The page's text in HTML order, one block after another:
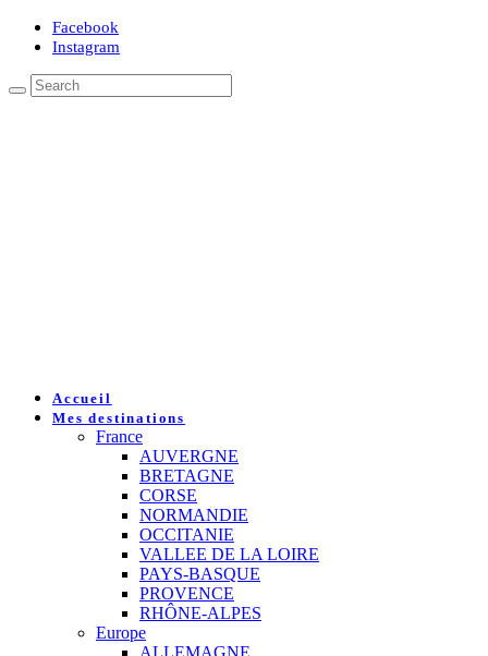
Facebook
Instagram
Accueil
Mes destinations
France
AUVERGNE
BRETAGNE
CORSE
NORMANDIE
OCCITANIE
VALLEE DE LA LOIRE
PAYS-BASQUE
PROVENCE
RHÔNE-ALPES
Europe
ALLEMAGNE